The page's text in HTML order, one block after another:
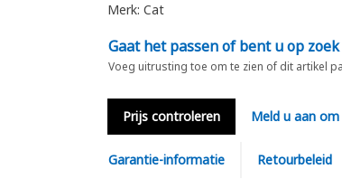
Merk: Cat
Gaat het passen of bent u op
Voeg uitrusting toe om te zien of dit artikel
Prijs controleren Meld u aan
Garantie-informatie Retourbeleid